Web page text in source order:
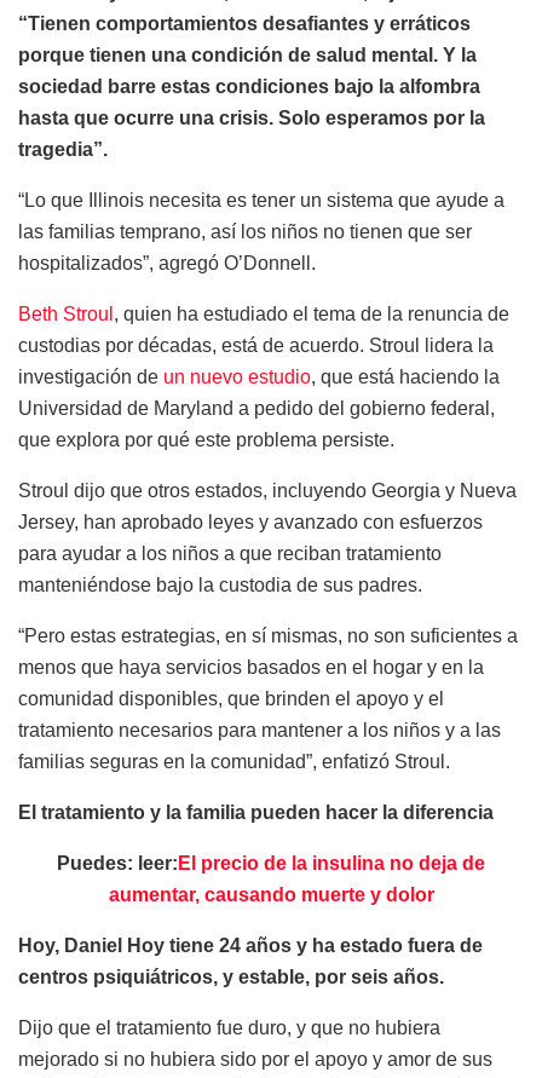
“Tienen comportamientos desafiantes y erráticos
porque tienen una condición de salud mental. Y la
sociedad barre estas condiciones bajo la alfombra
hasta que ocurre una crisis. Solo esperamos por la
tragedia”.
“Lo que Illinois necesita es tener un sistema que ayude a
las familias temprano, así los niños no tienen que ser
hospitalizados”, agregó O’Donnell.
Beth Stroul , quien ha estudiado el tema de la renuncia de
custodias por décadas, está de acuerdo. Stroul lidera la
investigación de un nuevo estudio, que está haciendo la
Universidad de Maryland a pedido del gobierno federal,
que explora por qué este problema persiste.
Stroul dijo que otros estados, incluyendo Georgia y Nueva
Jersey, han aprobado leyes y avanzado con esfuerzos
para ayudar a los niños a que reciban tratamiento
manteniéndose bajo la custodia de sus padres.
“Pero estas estrategias, en sí mismas, no son suficientes a
menos que haya servicios basados en el hogar y en la
comunidad disponibles, que brinden el apoyo y el
tratamiento necesarios para mantener a los niños y a las
familias seguras en la comunidad”, enfatizó Stroul.
El tratamiento y la familia pueden hacer la diferencia
Puedes: leer: El precio de la insulina no deja de
aumentar, causando muerte y dolor
Hoy, Daniel Hoy tiene 24 años y ha estado fuera de
centros psiquiátricos, y estable, por seis años.
Dijo que el tratamiento fue duro, y que no hubiera
mejorado si no hubiera sido por el apoyo y amor de sus